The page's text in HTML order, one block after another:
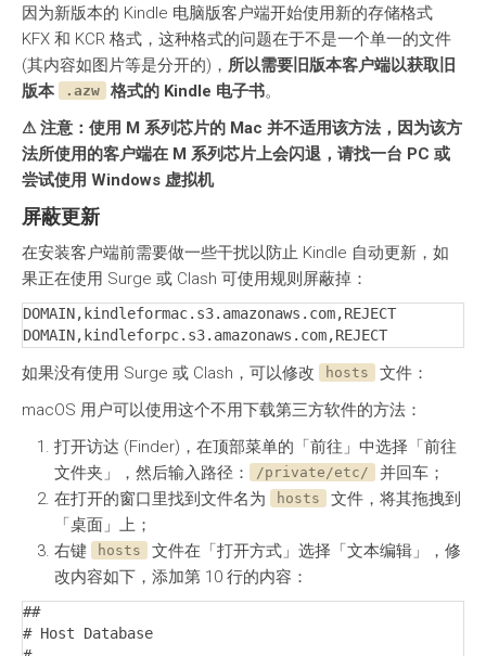
因为新版本的 Kindle 电脑版客户端开始使用新的存储格式
KFX 和 KCR 格式，这种格式的问题在于不是一个单一的文件
(其内容如图片等是分开的)， 所以需要旧版本客户端以获取旧
版本
.azw 格式的 Kindle 电子书。
⚠ 注意：使用 M 系列芯片的 Mac 并不适用该方法，因为该方
法所使用的客户端在 M 系列芯片上会闪退，请找一台 PC 或
尝试使用 Windows 虚拟机
屏蔽更新
在安装客户端前需要做一些干扰以防止 Kindle 自动更新，如
果正在使用 Surge 或 Clash 可使用规则屏蔽掉：
DOMAIN,kindleformac.s3.amazonaws.com,REJECT
DOMAIN,kindleforpc.s3.amazonaws.com,REJECT
如果没有使用 Surge 或 Clash，可以修改 hosts
文件：
macOS 用户可以使用这个不用下载第三方软件的方法：
打开访达 (Finder)，在顶部菜单的「前往」中选择「前往
文件夹」，然后输入路径：
/private/etc/
并回车；
在打开的窗口里找到文件名为
hosts
文件，将其拖拽到
「桌面」上；
右键
hosts
文件在「打开方式」选择「文本编辑」，修
改内容如下，添加第 10 行的内容：
##
# Host Database